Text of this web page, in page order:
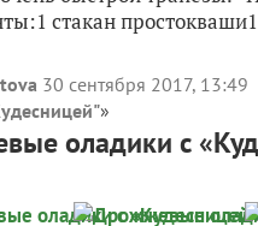
стакан
30 сентября 2017, 13:49
»
оладики с